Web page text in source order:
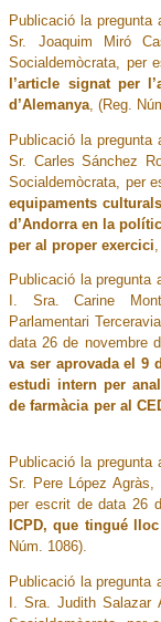
Publicació la pregunta
Sr. Joaquim Miró
Socialdemòcrata, per
l’article signat per
d’Alemanya , (Reg.
Publicació la pregunta
Sr. Carles Sánchez
Socialdemòcrata, per
equipaments
d’Andorra en la
per al proper exercici
Publicació la pregunta
I. Sra. Carine
Parlamentari
data 26 de novembre
va ser aprovada el 9
estudi intern per
de farmàcia per al
Publicació la pregunta
Sr. Pere López Agràs,
per escrit de data 26
ICPD, que tingué
Núm. 1086).
Publicació la pregunta
I. Sra. Judith Salazar